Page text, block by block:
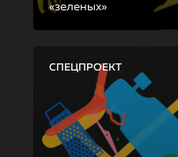
«зеленых»
СПЕЦПРОЕКТ